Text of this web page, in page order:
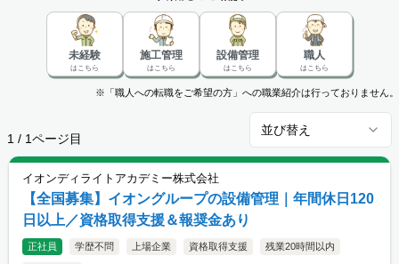
未経験
はこちら
施工管理
はこちら
設備管理
はこちら
職人
はこちら
※「職人への転職をご希望の方」への職業紹介は行っておりません。
1 / 1ページ目
並び替え
イオンディライトアカデミー株式会社
【全国募集】イオングループの設備管理｜年間休日120
日以上／資格取得支援＆報奨金あり
正社員 学歴不問 上場企業 資格取得支援 残業20時間以内